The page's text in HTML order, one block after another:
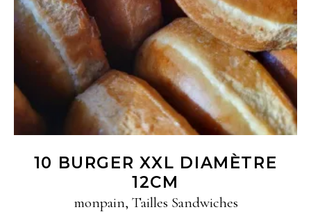
10 BURGER XXL DIAMÈTRE
12CM
monpain, Tailles Sandwiches